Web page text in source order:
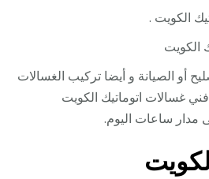
الكويت .
الكويت
أو الصيانة و أيضا تركيب الغسالات
فني غسالات اتوماتيك الكويت
مدار ساعات اليوم.